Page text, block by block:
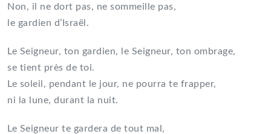
Non, il ne dort pas, ne sommeille pas,
le gardien d’Israël.
Le Seigneur, ton gardien, le Seigneur, ton ombrage,
se tient près de toi.
Le soleil, pendant le jour, ne pourra te frapper,
ni la lune, durant la nuit.
Le Seigneur te gardera de tout mal,